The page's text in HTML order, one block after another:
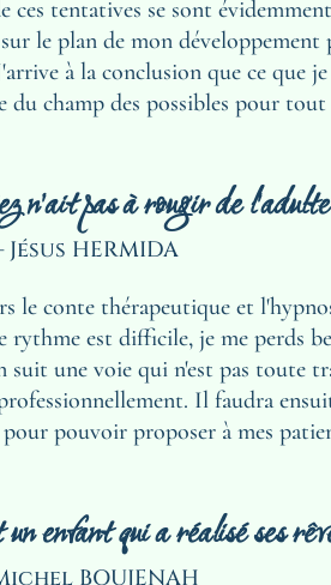
tentatives se sont
le plan de mon
à la conclusion que ce que
champ des possibles pour
n'ait pas à rougir de
Jésus HERMIDA
le conte thérapeutique et
est difficile, je me perds
une voie qui n'est pas toute
Il faudra
pouvoir proposer à mes
enfant qui a réalisé ses
BOUJENAH